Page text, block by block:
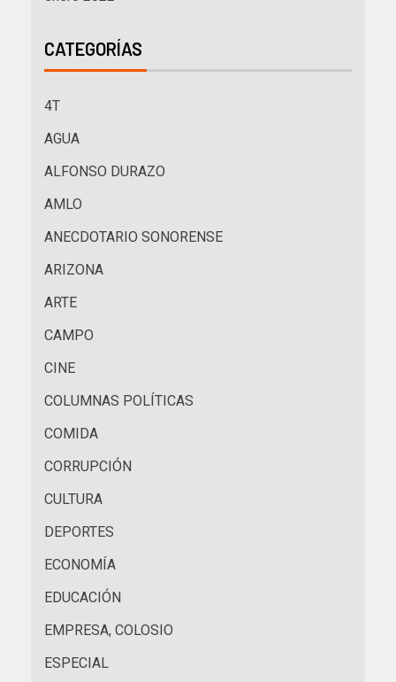
CATEGORÍAS
4T
AGUA
ALFONSO DURAZO
AMLO
ANECDOTARIO SONORENSE
ARIZONA
ARTE
CAMPO
CINE
COLUMNAS POLÍTICAS
COMIDA
CORRUPCIÓN
CULTURA
DEPORTES
ECONOMÍA
EDUCACIÓN
EMPRESA, COLOSIO
ESPECIAL